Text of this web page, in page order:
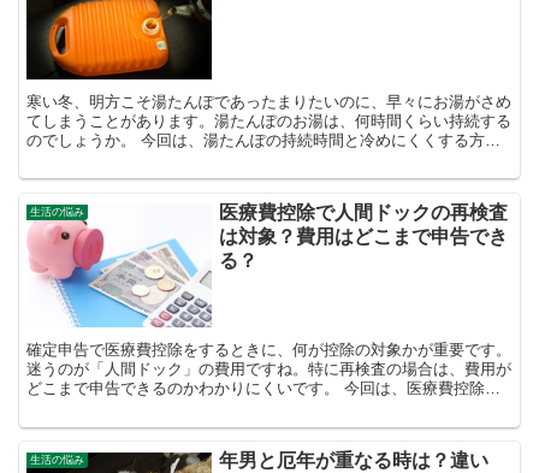
寒い冬、明方こそ湯たんぽであったまりたいのに、早々にお湯がさめ
てしまうことがあります。湯たんぽのお湯は、何時間くらい持続する
のでしょうか。 今回は、湯たんぽの持続時間と冷めにくくする方法
生活の悩み
医療費控除で人間ドックの再検査
は対象？費用はどこまで申告でき
る？
確定申告で医療費控除をするときに、何が控除の対象かが重要です。
迷うのが「人間ドック」の費用ですね。特に再検査の場合は、費用が
どこまで申告できるのかわかりにくいです。 今回は、医療費控除に
生活の悩み
年男と厄年が重なる時は？違い